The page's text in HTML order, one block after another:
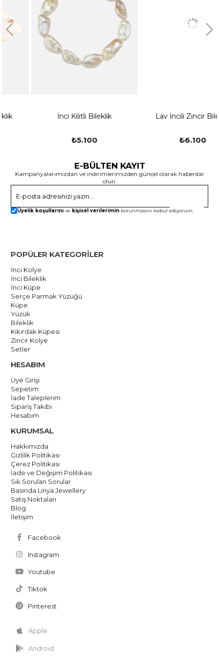
İnci Kilitli Bileklik Lav İncili Zincir Bileklik
₺6.100
E-BÜLTEN KAYIT
Kampanyalarımızdan ve indirimlerimizden güncel olarak haberdar
olun.
Üyelik koşullarını ve kişisel verilerimin korunmasını kabul ediyorum.
POPÜLER KATEGORİLER
İnci Kolye
İnci Bileklik
İnci Küpe
Serçe Parmak Yüzüğü
Küpe
Yüzük
Bileklik
Kıkırdak Küpesi
Zincir Kolye
Setler
HESABIM
Üye Girişi
Sepetim
İade Taleplerim
Sipariş Takibi
Hesabım
KURUMSAL
Hakkımızda
Gizlilik Politikası
Çerez Politikası
İade ve Değişim Politikası
Sık Sorulan Sorular
Basında Linya Jewellery
Satış Noktaları
Blog
İletişim
Facebook
Instagram
Youtube
Tiktok
Pinterest
Apple
Android